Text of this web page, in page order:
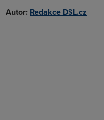
Autor: Redakce DSL.cz